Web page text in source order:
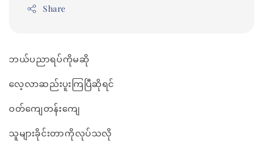
Share
ဘယ်ပညာရပ်ကိုမဆို
လေ့လာဆည်းပူးကြပြီဆိုရင်
ဝတ်ကျေတန်းကျေ
သူများခိုင်းတာကိုလုပ်သလို